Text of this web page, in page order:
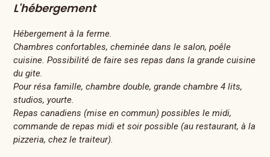
L'hébergement
Hébergement à la ferme.
Chambres confortables, cheminée dans le salon, poêle
cuisine. Possibilité de faire ses repas dans la grande cuisine
du gite.
Pour résa famille, chambre double, grande chambre 4 lits,
studios, yourte.
Repas canadiens (mise en commun) possibles le midi,
commande de repas midi et soir possible (au restaurant, à la
pizzeria, chez le traiteur).